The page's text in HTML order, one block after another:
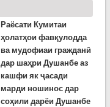
Раёсати Кумитаи
ҳолатҳои фавқулодда
ва мудофиаи гражданӣ
дар шаҳри Душанбе аз
кашфи як ҷасади
марди ношинос дар
соҳили дарёи Душанбе